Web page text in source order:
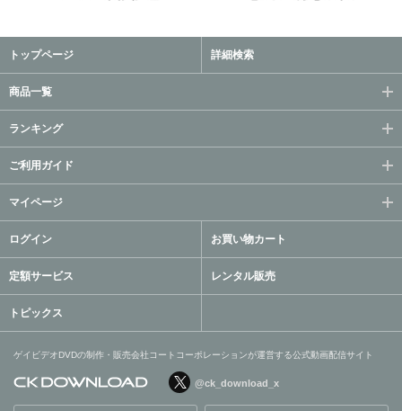
トップページ 詳細検索
商品一覧
ランキング
ご利用ガイド
マイページ
ログイン お買い物カート
定額サービス レンタル販売
トピックス
ゲイビデオDVDの制作・販売会社コートコーポレーションが運営する公式動画配信サイト
@ck_download_x